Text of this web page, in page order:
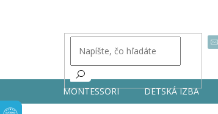
MONTESSORI DETSKÁ IZBA